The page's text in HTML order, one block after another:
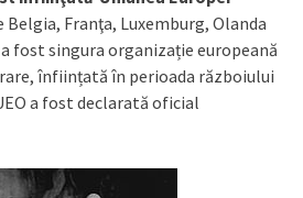
Belgia, Franţa, Luxemburg, Olanda
fost singura organizație europeană
înființată în perioada războiului
a fost declarată oficial